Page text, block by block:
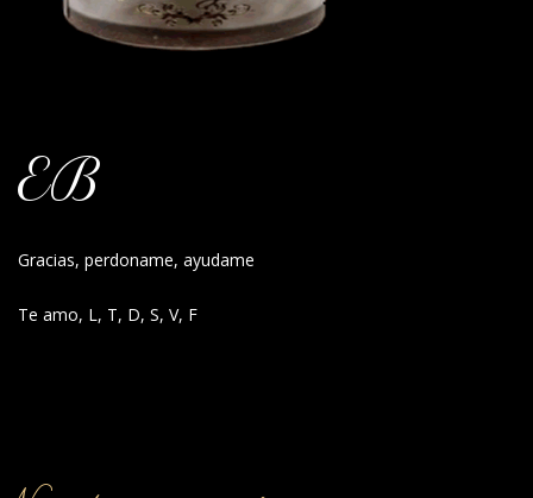
EB
Gracias, perdoname, ayudame
Te amo, L, T, D, S, V, F